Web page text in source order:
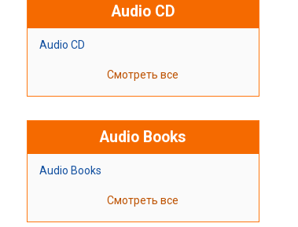
Audio CD
Audio CD
Смотреть все
Audio Books
Audio Books
Смотреть все